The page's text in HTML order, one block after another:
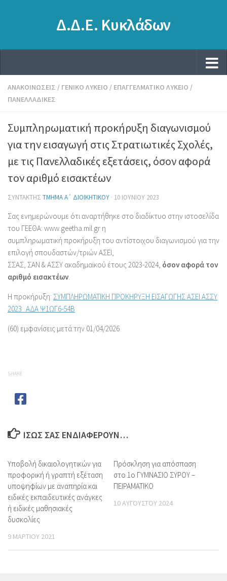
Δ.Δ.Ε. Κυκλάδων
ΑΝΑΚΟΙΝΏΣΕΙΣ / ΓΕΝΙΚΌ ΛΎΚΕΙΟ / ΕΠΑΓΓΕΛΜΑΤΙΚΌ ΛΎΚΕΙΟ /
ΠΑΝΕΛΛΑΔΙΚΈΣ
Συμπληρωματική προκήρυξη διαγωνισμού
για την εισαγωγή στις Στρατιωτικές Σχολές,
με τις Πανελλαδικές εξετάσεις, όσον αφορά
τον αριθμό εισακτέων
ΣΥΝΤΆΚΤΗΣ ΤΜΉΜΑ Α΄ ΔΙΟΙΚΗΤΙΚΟΎ · 10 ΙΟΥΝΊΟΥ 2023
Σας ενημερώνουμε ότι αναρτήθηκε στο διαδίκτυο στην ιστοσελίδα
του ΓΕΕΘΑ: www.geetha.mil.gr η
συμπληρωματική προκήρυξη του αντίστοιχου διαγωνισμού για την
επιλογή σπουδαστών/τριών ΑΣΕΙ,
ΣΣΑΣ, ΣΑΝ & ΑΣΣΥ ακαδημαϊκού έτους 2023-2024, όσον αφορά τον
αριθμό εισακτέων.
Η προκήρυξη: ΣΥΜΠΛΗΡΩΜΑΤΙΚΗ ΠΡΟΚΗΡΥΞΗ ΕΙΣΑΓΩΓΗΣ ΑΣΕΙ ΑΣΣΥ
2023_ΑΔΑ Ψ1ΩΓ6-54Β
(60) εμφανίσεις μετά την 01/04/2026
SHARE
ΊΣΩΣ ΣΑΣ ΕΝΔΙΑΦΈΡΟΥΝ…
Υποβολή δικαιολογητικών για
προφορική ή γραπτή εξέταση
υποψηφίων με αναπηρία και
ειδικές εκπαιδευτικές ανάγκες
ή ειδικές μαθησιακές
δυσκολίες
9 ΜΑΡΤΊΟΥ 2021
Πρόσκληση για απόσπαση
στο 1ο ΓΥΜΝΑΣΙΟ ΣΥΡΟΥ –
ΠΕΙΡΑΜΑΤΙΚΟ
10 ΑΥΓΟΎΣΤΟΥ 2024